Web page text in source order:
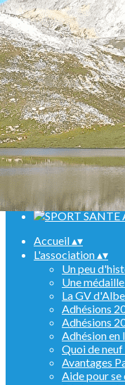
Menu
<
>
Randonnées
Marche Nordique
Raquettes
Croisière sur le
Activités en salle
Assemblées
Ajoutez un logo, un
Cliquez pour éditer
Accueil▴▾
L'association▴▾
Un peu
Une
La GV
Adhésions
Adhésions
Adhésion en
Quoi de
Avantages
Aide pour